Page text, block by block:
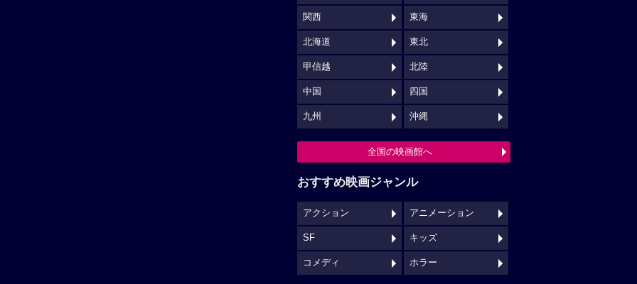
関西 東海
北海道 東北
甲信越 北陸
中国 四国
九州 沖縄
全国の映画館へ
おすすめ映画ジャンル
アクション アニメーション
SF キッズ
コメディ ホラー